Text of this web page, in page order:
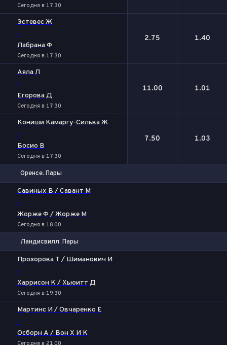
Сегодня в 17:30
Эстевес Ж
-
Лабрана Ф
Сегодня в 17:30
2.75 1.40
Аяла Л
-
Егорова Д
Сегодня в 17:30
11.00 1.01
Кониши Камаргу-Сильва Ж
-
Босио В
Сегодня в 17:30
7.50 1.03
Оренсе. Пары
Савиных В / Савант М
-
Жорже Ф / Жорже М
Сегодня в 18:00
Ландисвилл. Пары
Прозорова Т / Шиманович И
-
Харрисон К / Хьюитт Д
Сегодня в 19:30
Мартинс И / Овчаренко Е
-
Осборн А / Вон Х И К
Сегодня в 21:00